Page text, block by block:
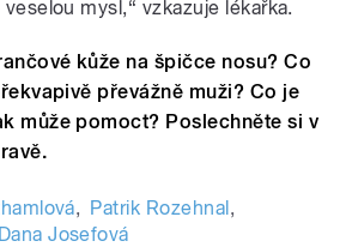
mysl,“ vzkazuje lékařka.
kůže na špičce nosu? Co
převážně muži? Co je
může pomoct? Poslechněte si v
, Patrik Rozehnal,
Dana Josefová